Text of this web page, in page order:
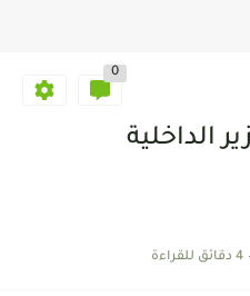
0
الداخلية
4 دقائق للقراءة